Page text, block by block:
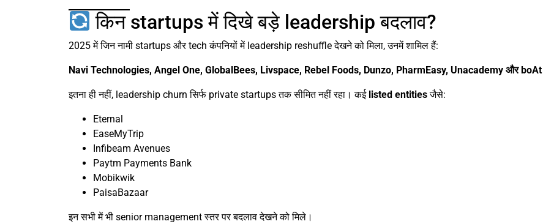
किन startups में दिखे बड़े leadership बदलाव?
2025 में जिन नामी startups और tech कंपनियों में leadership reshuffle देखने को मिला, उनमें शामिल हैं:
Navi Technologies, Angel One, GlobalBees, Livspace, Rebel Foods, Dunzo, PharmEasy, Unacademy और boAt
इतना ही नहीं, leadership churn सिर्फ private startups तक सीमित नहीं रहा। कई listed entitiesजैसे:
Eternal
EaseMyTrip
Infibeam Avenues
Paytm Payments Bank
Mobikwik
PaisaBazaar
इन सभी में भी senior management स्तर पर बदलाव देखने को मिले।